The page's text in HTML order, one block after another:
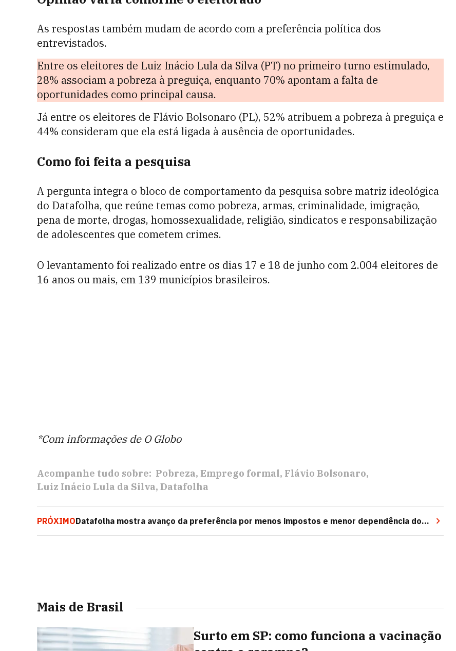
As respostas também mudam de acordo com a preferência política dos
entrevistados.
Entre os eleitores de Luiz Inácio Lula da Silva (PT) no primeiro turno estimulado,
28% associam a pobreza à preguiça, enquanto 70% apontam a falta de
oportunidades como principal causa.
Já entre os eleitores de Flávio Bolsonaro (PL), 52% atribuem a pobreza à preguiça e
44% consideram que ela está ligada à ausência de oportunidades.
Como foi feita a pesquisa
A pergunta integra o bloco de comportamento da pesquisa sobre matriz ideológica
do Datafolha, que reúne temas como pobreza, armas, criminalidade, imigração,
pena de morte, drogas, homossexualidade, religião, sindicatos e responsabilização
de adolescentes que cometem crimes.
O levantamento foi realizado entre os dias 17 e 18 de junho com 2.004 eleitores de
16 anos ou mais, em 139 municípios brasileiros.
*Com informações de O Globo
Acompanhe tudo sobre: Pobreza Emprego formal Flávio Bolsonaro
Luiz Inácio Lula da Silva Datafolha
PRÓXIMODatafolha mostra avanço da preferência por menos impostos e menor dependência do
governo
Mais de Brasil
Surto em SP: como funciona a vacinação